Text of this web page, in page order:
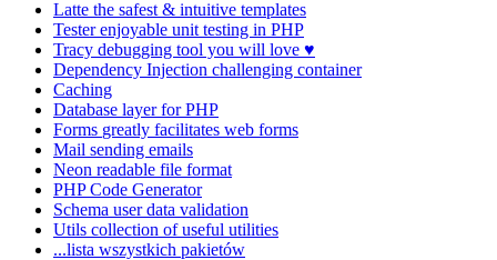
Latte the safest & intuitive templates
Testerenjoyable unit testing in PHP
Tracy debugging tool you will love ♥
Dependency Injection challenging container
Caching
Database layer for PHP
Forms greatly facilitates web forms
Mail sending emails
Neon readable file format
PHP Code Generator
Schema user data validation
Utils collection of useful utilities
...lista wszystkich pakietów